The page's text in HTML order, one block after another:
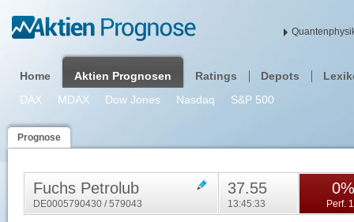
Home
Aktien Prognosen
DAX
MDAX Dow Jones Nasdaq S&P 500
Ratings Depots
Prognose
Fuchs Petrolub
DE0005790430 / 579043
37.55
13:45:33
0%
Perf.